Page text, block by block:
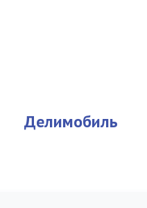
Делимобиль